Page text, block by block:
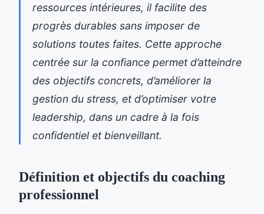
ressources intérieures, il facilite des
progrès durables sans imposer de
solutions toutes faites. Cette approche
centrée sur la confiance permet d’atteindre
des objectifs concrets, d’améliorer la
gestion du stress, et d’optimiser votre
leadership, dans un cadre à la fois
confidentiel et bienveillant.
Définition et objectifs du coaching
professionnel